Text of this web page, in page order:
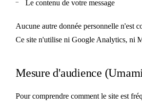
Le contenu de votre message
Aucune autre donnée personnelle n'est
Ce site n'utilise ni Google Analytics, ni
Mesure d'audience
Pour comprendre comment le site est